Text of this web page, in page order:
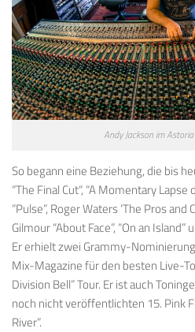
Andy Jackson im
So beganneine Beziehung, die bis
“The Final Cut“, “AMomentaryLapse
“Pulse”, RogerWaters‘The Pros and
Gilmour“AboutFace”, “Onan Island”
Er erhielt zwei Grammy-
Mix-Magazinefür den besten Live-
Division Bell” Tour. Er ist auchToni
noch nicht veröffentlichten 15. Pink
River”.